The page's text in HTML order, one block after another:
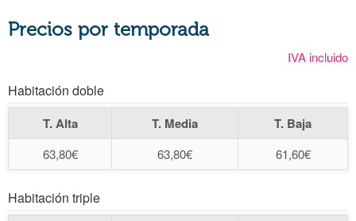
Precios por temporada
IVA incluido
Habitación doble
T. Alta T. Media T. Baja
63,80€ 63,80€ 61,60€
Habitación triple